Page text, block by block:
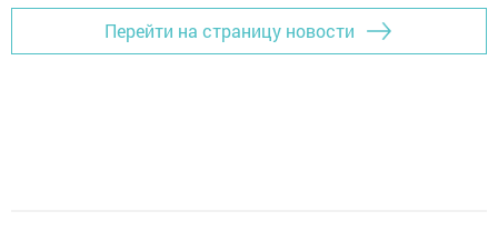
Перейти на страницу новости